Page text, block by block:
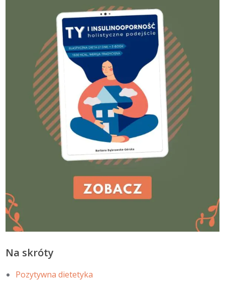
Na skróty
Pozytywna dietetyka